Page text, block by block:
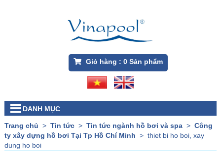
Giỏ hàng : 0Sản phẩm
DANH MỤC
Trang chủ > Tin tức> Tin tức ngành hồ bơi và spa> Công
ty xây dựng hồ bơi Tại Tp Hồ Chí Minh > thiet bi ho boi, xay
dung ho boi